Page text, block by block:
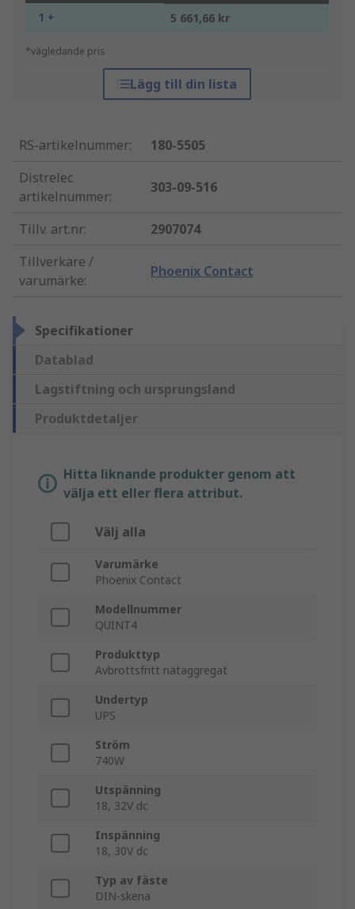
1 + 5 661,66 kr
*vägledande pris
Lägg till din lista
RS-artikelnummer:
180-5505
Distrelec
artikelnummer:
303-09-516
Tillv. art.nr:
2907074
Tillverkare /
varumärke:
Phoenix Contact
Specifikationer
Datablad
Lagstiftning och ursprungsland
Produktdetaljer
Hitta liknande produkter genom att
välja ett eller flera attribut.
Välj alla
Varumärke
Phoenix Contact
Modellnummer
QUINT4
Produkttyp
Avbrottsfritt nätaggregat
Undertyp
UPS
Ström
740W
Utspänning
18, 32V dc
Inspänning
18, 30V dc
Typ av fäste
DIN-skena